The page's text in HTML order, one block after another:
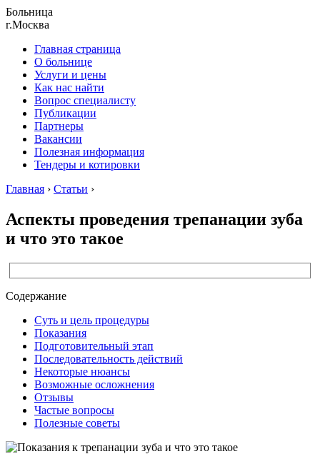
Больница
г.Москва
Главная страница
О больнице
Услуги и цены
Как нас найти
Вопрос специалисту
Публикации
Партнеры
Вакансии
Полезная информация
Тендеры и котировки
Главная › Статьи ›
Аспекты проведения трепанации зуба
и что это такое
Содержание
Суть и цель процедуры
Показания
Подготовительный этап
Последовательность действий
Некоторые нюансы
Возможные осложнения
Отзывы
Частые вопросы
Полезные советы